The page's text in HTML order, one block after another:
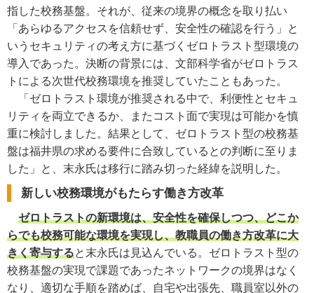
指した校務基盤。それが、従来の境界の概念を取り払い
「あらゆるアクセスを信頼せず、安全性の確認を行う」と
いうセキュリティの考え方に基づくゼロトラスト型環境の
導入であった。決断の背景には、文部科学省がゼロトラス
トによる次世代校務環境を推奨していたこともあった。
「ゼロトラスト環境が推奨される中で、利便性とセキュ
リティを両立できるか、またコスト面で実現は可能かを慎
重に検討しました。結果として、ゼロトラスト型の校務基
盤は福井県の求める要件に合致しているとの判断に至りま
した」と、末永氏は移行に踏み切った経緯を説明した。
新しい校務環境がもたらす働き方改革
ゼロトラストの新環境は、安全性を確保しつつ、どこか
らでも校務可能な環境を実現し、教職員の働き方改革に大
きく寄与すると末永氏は見込んでいる。ゼロトラスト型の
校務基盤の実現で課題であったネットワークの境界はなく
なり、適切な手順を踏めば、自宅や出張先、職員室以外の